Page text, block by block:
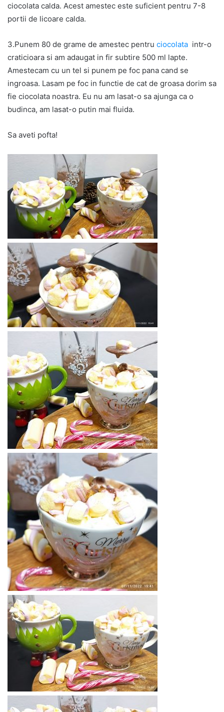
ciocolata calda. Acest amestec este suficient pentru 7-8
portii de licoare calda.
3.Punem 80 de grame de amestec pentru ciocolata intr-o
craticioara si am adaugat in fir subtire 500 ml lapte.
Amestecam cu un tel si punem pe foc pana cand se
ingroasa. Lasam pe foc in functie de cat de groasa dorim sa
fie ciocolata noastra. Eu nu am lasat-o sa ajunga ca o
budinca, am lasat-o putin mai fluida.
Sa aveti pofta!